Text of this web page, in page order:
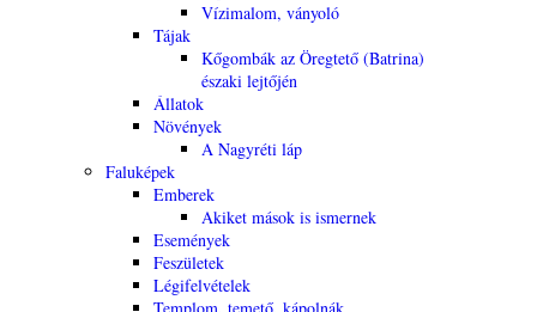
Vízimalom, ványoló
Tájak
Kőgombák az Öregtető (Batrina)
északi lejtőjén
Állatok
Növények
A Nagyréti láp
Faluképek
Emberek
Akiket mások is ismernek
Események
Feszületek
Légifelvételek